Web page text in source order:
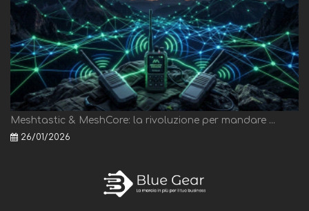
Meshtastic & MeshCore: la rivoluzione per mandare ...
26/01/2026